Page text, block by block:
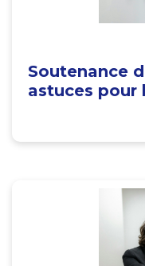
Soutenance
astuces pour